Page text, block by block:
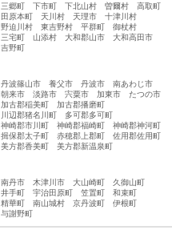
三郷町 下市町 下北山村 曽爾村
高取町
田原本町
天川村 天理市
十津川村
野迫川村
東吉野村 平群町
御杖村
三宅町
山添村 大和郡山市
大和高田市
吉野町
丹波篠山市 養父市 丹波市
南あわじ市
朝来市
淡路市 宍粟市 加東市
たつの市
加古郡稲美町
加古郡播磨町
川辺郡猪名川町
多可郡多可町
神崎郡市川町
神崎郡福崎町
神崎郡神河町
揖保郡太子町
赤穂郡上郡町
佐用郡佐用町
美方郡香美町
美方郡新温泉町
南丹市 木津川市 大山崎町
久御山町
井手町
宇治田原町 笠置町
和束町
精華町
南山城村 京丹波町
伊根町
与謝野町